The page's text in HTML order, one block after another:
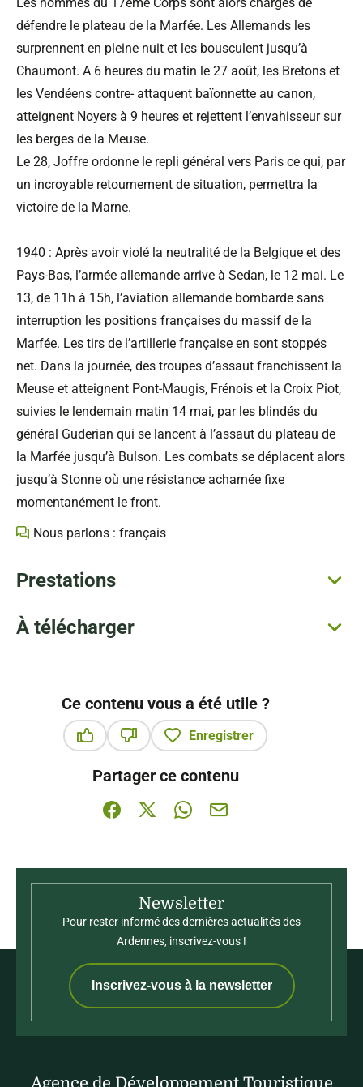
défendre le plateau de la Marfée. Les Allemands les
surprennent en pleine nuit et les bousculent jusqu’à
Chaumont. A 6 heures du matin le 27 août, les Bretons et
les Vendéens contre- attaquent baïonnette au canon,
atteignent Noyers à 9 heures et rejettent l’envahisseur sur
les berges de la Meuse.
Le 28, Joffre ordonne le repli général vers Paris ce qui, par
un incroyable retournement de situation, permettra la
victoire de la Marne.
1940 : Après avoir violé la neutralité de la Belgique et des
Pays-Bas, l’armée allemande arrive à Sedan, le 12 mai. Le
13, de 11h à 15h, l’aviation allemande bombarde sans
interruption les positions françaises du massif de la
Marfée. Les tirs de l’artillerie française en sont stoppés
net. Dans la journée, des troupes d’assaut franchissent la
Meuse et atteignent Pont-Maugis, Frénois et la Croix Piot,
suivies le lendemain matin 14 mai, par les blindés du
général Guderian qui se lancent à l’assaut du plateau de
la Marfée jusqu’à Bulson. Les combats se déplacent alors
jusqu’à Stonne où une résistance acharnée fixe
momentanément le front.
Nous parlons : français
Prestations
À télécharger
Ce contenu vous a été utile ?
Enregistrer
Partager ce contenu
Partager sur Facebook (nouvelle fenêtre)
Partager sur X / Twitter (nouvelle
Partager sur WhatsApp
Partager par mail
Newsletter
Pour rester informé des dernières actualités des
Ardennes, inscrivez-vous !
Inscrivez-vous à la newsletter